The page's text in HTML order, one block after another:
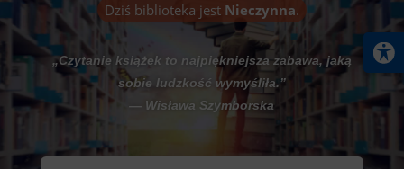
Dziś biblioteka jest Nieczynna.
„Czytanie książek to najpiękniejsza zabawa, jaką
sobie ludzkość wymyśliła.”
— Wisława Szymborska